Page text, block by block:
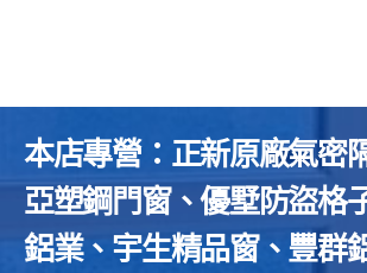
本店專營：正新原廠氣密
亞塑鋼門窗、優墅防盜格
鋁業、宇生精品窗、豐群